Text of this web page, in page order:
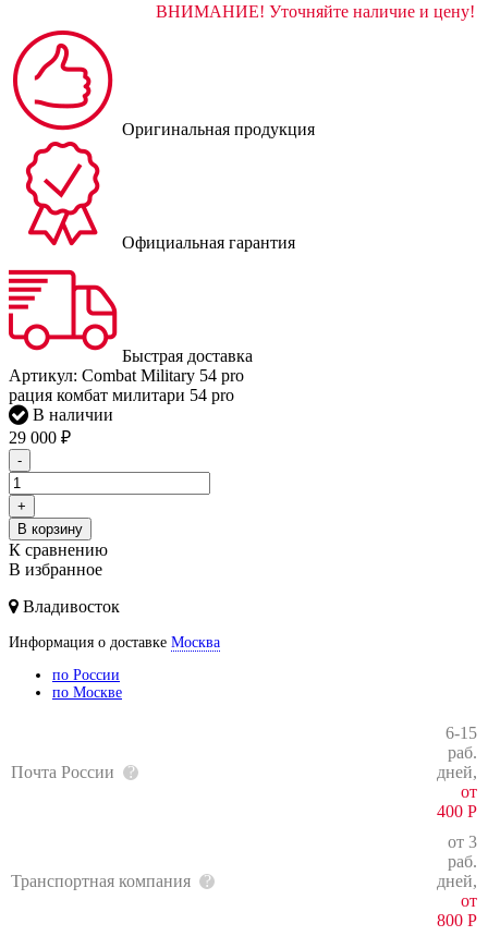
ВНИМАНИЕ! Уточняйте
Оригинальная продукция
Официальная гарантия
Быстрая доставка
Артикул: Combat Military 54 pro
рация комбат милитари 54 pro
В наличии
29 000 ₽
-
+
В корзину
К сравнению
В избранное
Владивосток
Информация о доставке Москва
по России
по Москве
Почта России
6-15
раб.
дней,
от
400 Р
Транспортная компания
от 3
раб.
дней,
от
800 Р